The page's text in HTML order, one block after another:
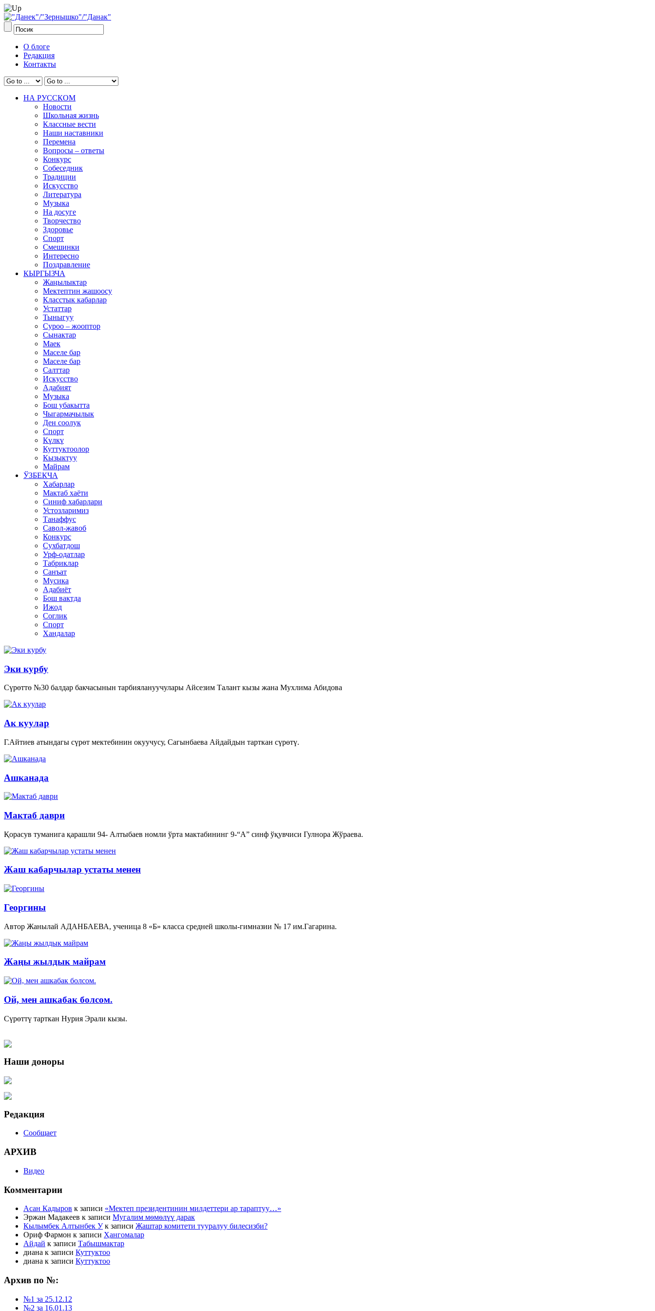
О блоге
Редакция
Контакты
НА РУССКОМ
Новости
Школьная жизнь
Классные вести
Наши наставники
Перемена
Вопросы – ответы
Конкурс
Собеседник
Традиции
Искусство
Литература
Музыка
На досуге
Творчество
Здоровье
Спорт
Смешинки
Интересно
Поздравление
КЫРГЫЗЧА
Жаңылыктар
Мектептин жашоосу
Класстык кабарлар
Устаттар
Тыныгуу
Суроо – жооптор
Сынактар
Маек
Маселе бар
Маселе бар
Салттар
Искусство
Адабият
Музыка
Бош убакытта
Чыгармачылык
Ден соолук
Спорт
Күлкү
Куттуктоолор
Кызыктуу
Майрам
ЎЗБЕКЧА
Хабарлар
Мактаб хаёти
Синиф хабарлари
Устозларимиз
Танаффус
Савол-жавоб
Конкурс
Сухбатдош
Урф-одатлар
Табриклар
Санъат
Мусика
Адабиёт
Бош вактда
Ижод
Соглик
Спорт
Хандалар
Эки курбу
Сүрөттө №30 балдар бакчасынын тарбиялануучулары Айсезим Талант кызы жана Мухлима Абидова
Ак куулар
Г.Айтиев атындагы сүрөт мектебинин окуучусу, Сагынбаева Айдайдын тарткан сүрөтү.
Ашканада
Мактаб даври
Қорасув туманига қарашли 94- Алтыбаев номли ўрта мактабининг 9-“А” синф ўқувчиси Гулнора Жўраева.
Жаш кабарчылар устаты менен
Георгины
Автор Жанылай АДАНБАЕВА, ученица 8 «Б» класса средней школы-гимназии № 17 им.Гагарина.
Жаңы жылдык майрам
Ой, мен ашкабак болсом.
Сүрөттү тарткан Нурия Эрали кызы.
Наши доноры
Редакция
Сообщает
АРХИВ
Видео
Комментарии
Асан Кадыров к записи «Мектеп президентинин милдеттери ар тараптуу…»
Эржан Мадакеев к записи Мугалим мѳмѳлүү дарак
Кылымбек Алтынбек Ук записи Жаштар комитети тууралуу билесизби?
Ориф Фармон к записи Ҳангомалар
Айдай к записи Табышмактар
диана к записи Куттуктоо
диана к записи Куттуктоо
Архив по №:
№1 за 25.12.12
№2 за 16.01.13